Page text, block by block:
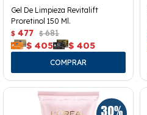
Gel De Limpieza Revitalift
Proretinol 150 Ml.
$ 477 $ 681
$ 405 $ 405